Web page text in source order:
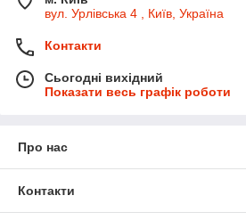
вул. Урлівська 4 , Київ, Україна
Контакти
Сьогодні вихідний
Показати весь графік роботи
Про нас
Контакти